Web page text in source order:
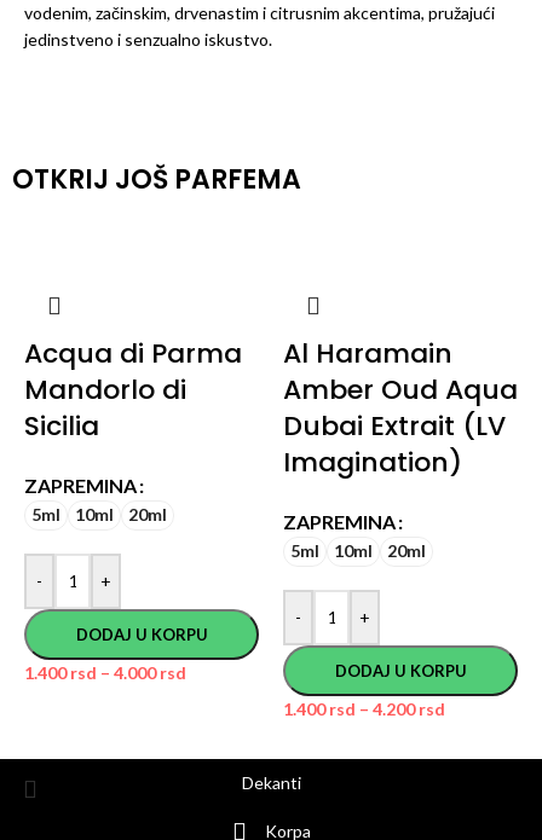
vodenim, začinskim, drvenastim i citrusnim akcentima, pružajući
jedinstveno i senzualno iskustvo.
OTKRIJ JOŠ PARFEMA
Acqua di Parma
Mandorlo di
Sicilia
ZAPREMINA
5ml 10ml 20ml
- +
DODAJ U KORPU
1.400rsd – 4.000rsd
Al Haramain
Amber Oud Aqua
Dubai Extrait (LV
Imagination)
ZAPREMINA
5ml 10ml 20ml
- +
DODAJ U KORPU
1.400rsd – 4.200rsd
Dekanti
Korpa